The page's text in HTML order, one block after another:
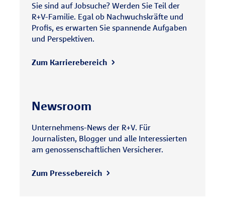
Sie sind auf Jobsuche? Werden Sie Teil der
R+V-Familie. Egal ob Nachwuchskräfte und
Profis, es erwarten Sie spannende Aufgaben
und Perspektiven.
Zum Karrierebereich
Newsroom
Unternehmens-News der R+V. Für
Journalisten, Blogger und alle Interessierten
am genossenschaftlichen Versicherer.
Zum Pressebereich